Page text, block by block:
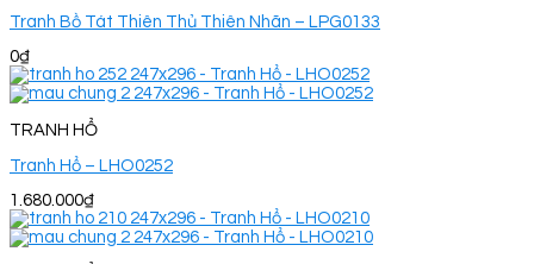
Tranh Bồ Tát Thiên Thủ Thiên Nhãn – LPG0133
0₫
TRANH HỔ
Tranh Hổ – LHO0252
1.680.000₫